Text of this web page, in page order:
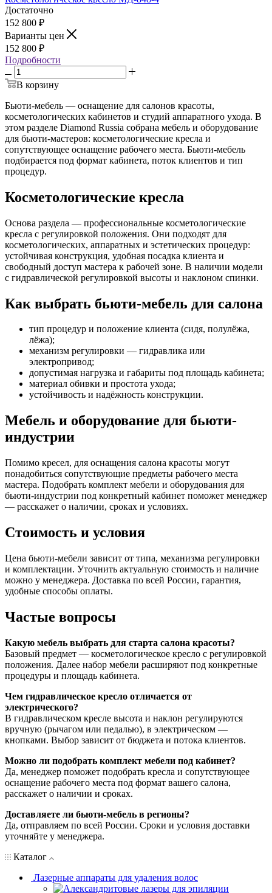
Достаточно
152 800 ₽
Варианты цен
152 800 ₽
Подробности
В корзину
Бьюти-мебель — оснащение для салонов красоты,
косметологических кабинетов и студий аппаратного ухода. В
этом разделе Diamond Russia собрана мебель и оборудование
для бьюти-мастеров: косметологические кресла и
сопутствующее оснащение рабочего места. Бьюти-мебель
подбирается под формат кабинета, поток клиентов и тип
процедур.
Косметологические кресла
Основа раздела — профессиональные косметологические
кресла с регулировкой положения. Они подходят для
косметологических, аппаратных и эстетических процедур:
устойчивая конструкция, удобная посадка клиента и
свободный доступ мастера к рабочей зоне. В наличии модели
с гидравлической регулировкой высоты и наклоном спинки.
Как выбрать бьюти-мебель для салона
тип процедур и положение клиента (сидя, полулёжа,
лёжа);
механизм регулировки — гидравлика или
электропривод;
допустимая нагрузка и габариты под площадь кабинета;
материал обивки и простота ухода;
устойчивость и надёжность конструкции.
Мебель и оборудование для бьюти-
индустрии
Помимо кресел, для оснащения салона красоты могут
понадобиться сопутствующие предметы рабочего места
мастера. Подобрать комплект мебели и оборудования для
бьюти-индустрии под конкретный кабинет поможет менеджер
— расскажет о наличии, сроках и условиях.
Стоимость и условия
Цена бьюти-мебели зависит от типа, механизма регулировки
и комплектации. Уточнить актуальную стоимость и наличие
можно у менеджера. Доставка по всей России, гарантия,
удобные способы оплаты.
Частые вопросы
Какую мебель выбрать для старта салона красоты?
Базовый предмет — косметологическое кресло с регулировкой
положения. Далее набор мебели расширяют под конкретные
процедуры и площадь кабинета.
Чем гидравлическое кресло отличается от
электрического?
В гидравлическом кресле высота и наклон регулируются
вручную (рычагом или педалью), в электрическом —
кнопками. Выбор зависит от бюджета и потока клиентов.
Можно ли подобрать комплект мебели под кабинет?
Да, менеджер поможет подобрать кресла и сопутствующее
оснащение рабочего места под формат вашего салона,
расскажет о наличии и сроках.
Доставляете ли бьюти-мебель в регионы?
Да, отправляем по всей России. Сроки и условия доставки
уточняйте у менеджера.
Каталог
Лазерные аппараты для удаления волос